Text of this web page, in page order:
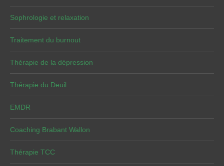
Sophrologie et relaxation
Traitement du burnout
Thérapie de la dépression
Thérapie du Deuil
EMDR
Coaching Brabant Wallon
Thérapie TCC